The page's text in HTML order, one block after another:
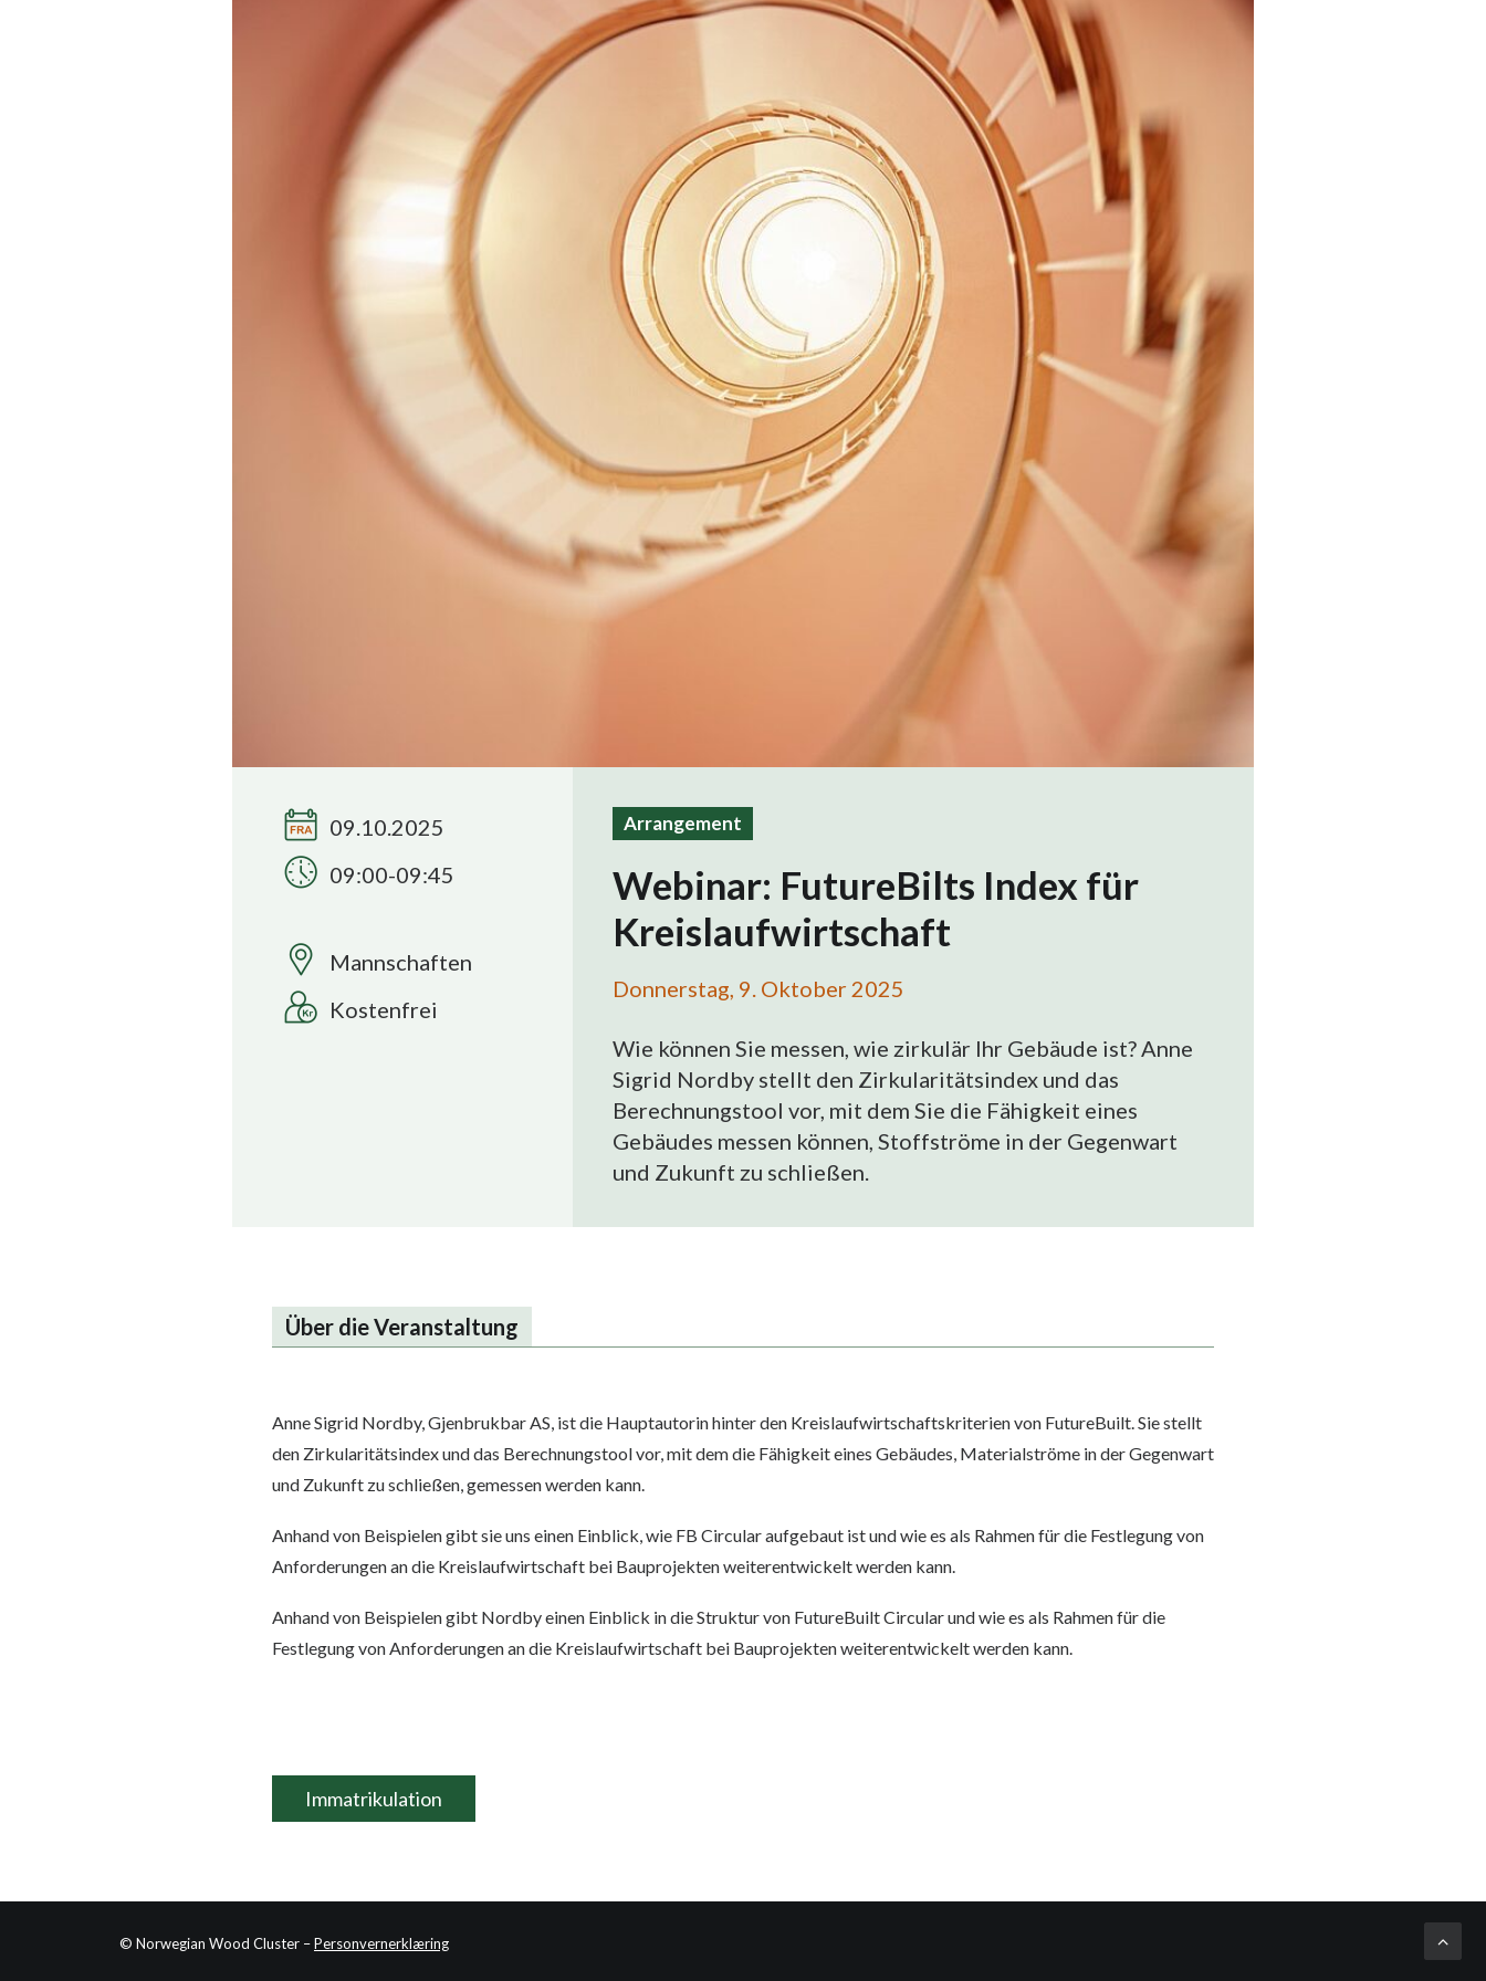
09.10.2025
09:00-09:45
Mannschaften
Kostenfrei
Arrangement
Webinar: FutureBilts Index für
Kreislaufwirtschaft
Donnerstag, 9. Oktober 2025
Wie können Sie messen, wie zirkulär Ihr Gebäude ist? Anne
Sigrid Nordby stellt den Zirkularitätsindex und das
Berechnungstool vor, mit dem Sie die Fähigkeit eines
Gebäudes messen können, Stoffströme in der Gegenwart
und Zukunft zu schließen.
Über die Veranstaltung
Anne Sigrid Nordby, Gjenbrukbar AS, ist die Hauptautorin hinter den Kreislaufwirtschaftskriterien von FutureBuilt. Sie stellt
den Zirkularitätsindex und das Berechnungstool vor, mit dem die Fähigkeit eines Gebäudes, Materialströme in der Gegenwart
und Zukunft zu schließen, gemessen werden kann.
Anhand von Beispielen gibt sie uns einen Einblick, wie FB Circular aufgebaut ist und wie es als Rahmen für die Festlegung von
Anforderungen an die Kreislaufwirtschaft bei Bauprojekten weiterentwickelt werden kann.
Anhand von Beispielen gibt Nordby einen Einblick in die Struktur von FutureBuilt Circular und wie es als Rahmen für die
Festlegung von Anforderungen an die Kreislaufwirtschaft bei Bauprojekten weiterentwickelt werden kann.
Immatrikulation
© Norwegian Wood Cluster –Personvernerklæring